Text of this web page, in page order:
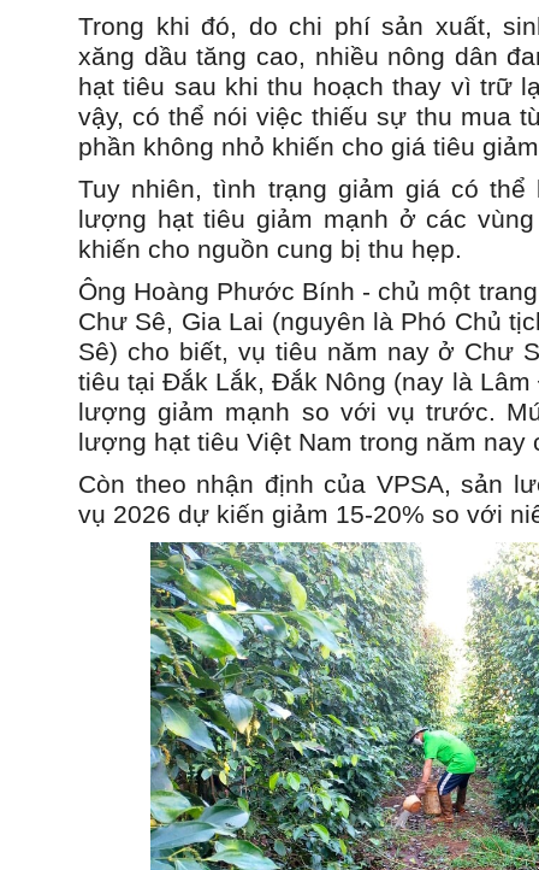
Trong khi đó, do chi phí sản xuất,
xăng dầu tăng cao, nhiều nông dân
hạt tiêu sau khi thu hoạch thay vì trữ
vậy, có thể nói việc thiếu sự thu mua
phần không nhỏ khiến cho giá tiêu
Tuy nhiên, tình trạng giảm giá có
lượng hạt tiêu giảm mạnh ở các
khiến cho nguồn cung bị thu hẹp.
Ông Hoàng Phước Bính - chủ một
Chư Sê, Gia Lai (nguyên là Phó Chủ
Sê) cho biết, vụ tiêu năm nay ở Chư
tiêu tại Đắk Lắk, Đắk Nông (nay là
lượng giảm mạnh so với vụ trước.
lượng hạt tiêu Việt Nam trong năm nay
Còn theo nhận định của VPSA, sản
vụ 2026 dự kiến giảm 15-20% so với